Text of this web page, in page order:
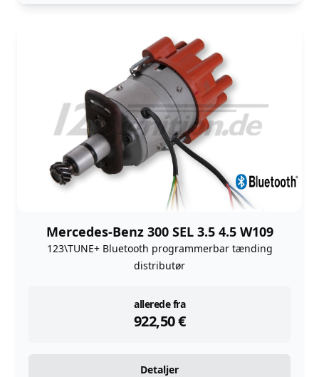
Mercedes-Benz 300 SEL 3.5 4.5 W109
123\TUNE+ Bluetooth programmerbar tænding
distributør
allerede fra
922,50€
instock
Detaljer